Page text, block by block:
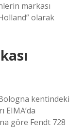
markası
olarak
Bologna kentindeki
EIMA’da
göre Fendt 728